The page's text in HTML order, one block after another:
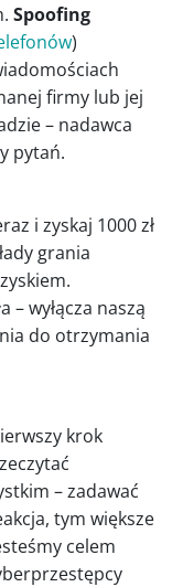
Spoofing
)
firmy lub jej
– nadawca
pytań.
i zyskaj 1000 zł
grania
– wyłącza naszą
do otrzymania
krok
– zadawać
tym większe
celem